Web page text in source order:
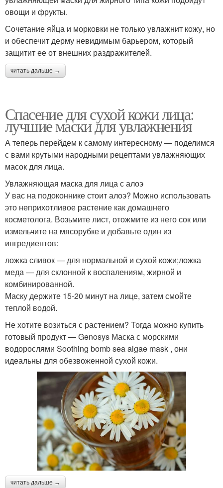
овощи и фрукты.
Сочетание яйца и морковки не только увлажнит кожу, но
и обеспечит дерму невидимым барьером, который
защитит ее от внешних раздражителей.
читать дальше →
Спасение для сухой кожи лица:
лучшие маски для увлажнения
А теперь перейдем к самому интересному — поделимся
с вами крутыми народными рецептами увлажняющих
масок для лица.
Увлажняющая маска для лица с алоэ
У вас на подоконнике стоит алоэ? Можно использовать
это неприхотливое растение как домашнего
косметолога. Возьмите лист, отожмите из него сок или
измельчите на мясорубке и добавьте один из
ингредиентов:
ложка сливок — для нормальной и сухой кожи;ложка
меда — для склонной к воспалениям, жирной и
комбинированной.
Маску держите 15-20 минут на лице, затем смойте
теплой водой.
Не хотите возиться с растением? Тогда можно купить
готовый продукт — Genosys Маска с морскими
водорослями Soothing bomb sea algae mask , они
идеальны для обезвоженной сухой кожи.
читать дальше →